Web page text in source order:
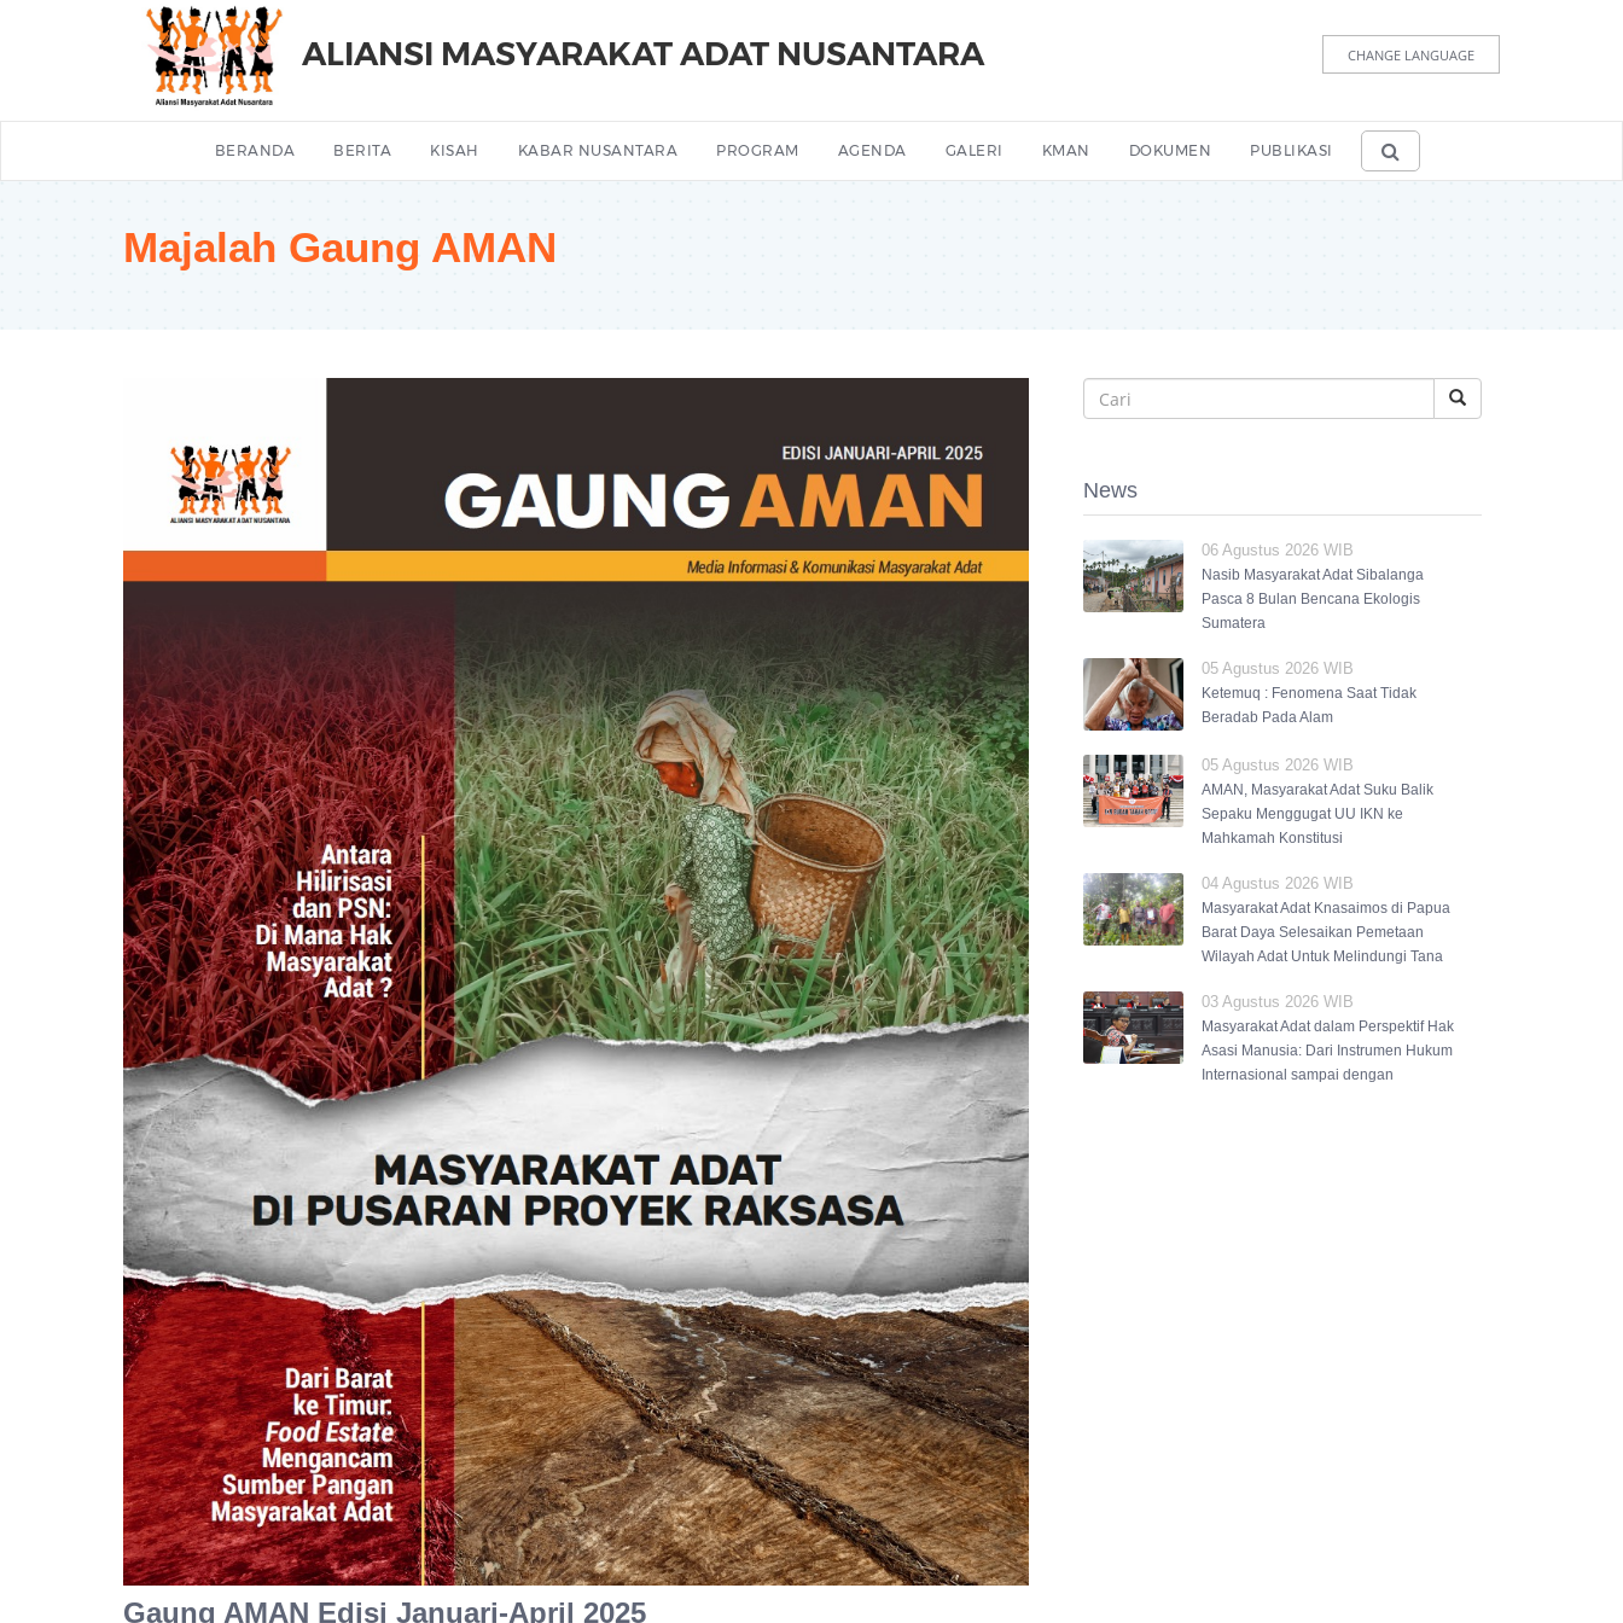
ALIANSI MASYARAKAT ADAT NUSANTARA CHANGE LANGUAGE
BERANDA BERITA KISAH KABAR NUSANTARA PROGRAM AGENDA GALERI KMAN DOKUMEN PUBLIKASI
Majalah Gaung AMAN
Gaung AMAN Edisi Januari-April 2025
News
06 Agustus 2026 WIB
Nasib Masyarakat Adat Sibalanga
Pasca 8 Bulan Bencana Ekologis
Sumatera
05 Agustus 2026 WIB
Ketemuq : Fenomena Saat Tidak
Beradab Pada Alam
05 Agustus 2026 WIB
AMAN, Masyarakat Adat Suku Balik
Sepaku Menggugat UU IKN ke
Mahkamah Konstitusi
04 Agustus 2026 WIB
Masyarakat Adat Knasaimos di Papua
Barat Daya Selesaikan Pemetaan
Wilayah Adat Untuk Melindungi Tana
03 Agustus 2026 WIB
Masyarakat Adat dalam Perspektif Hak
Asasi Manusia: Dari Instrumen Hukum
Internasional sampai dengan